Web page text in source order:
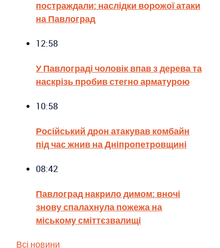
постраждали: наслідки ворожої атаки
на Павлоград
12:58
У Павлограді чоловік впав з дерева та
наскрізь пробив стегно арматурою
10:58
Російський дрон атакував комбайн
під час жнив на Дніпропетровщині
08:42
Павлоград накрило димом: вночі
знову спалахнула пожежа на
міському сміттєзвалищі
Всі новини